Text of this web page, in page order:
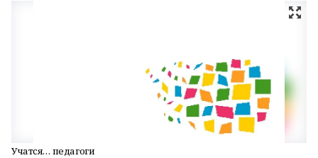
Учатся… педагоги